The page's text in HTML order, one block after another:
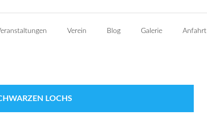
Verein Blog Galerie Anfahrt
LOCHS